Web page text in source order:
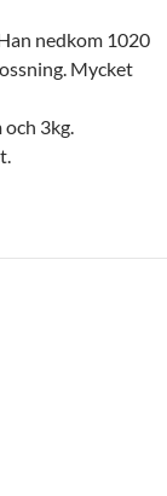
nedkom 1020
Mycket
och 3kg.